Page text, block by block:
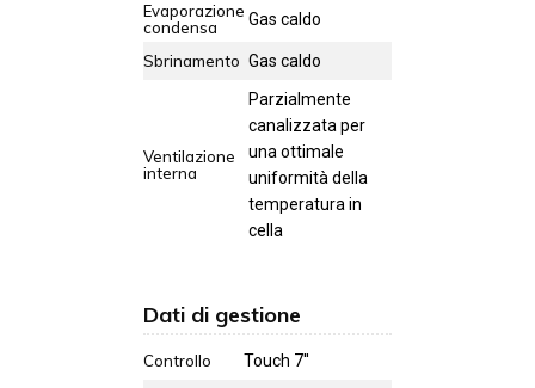
Evaporazione
condensa
Gas caldo
Sbrinamento Gas caldo
Ventilazione
interna
Parzialmente
canalizzata per
una ottimale
uniformità della
temperatura in
cella
Dati di gestione
Controllo
Touch 7''